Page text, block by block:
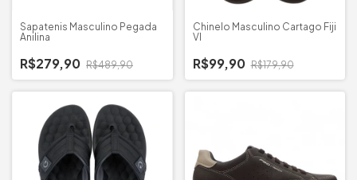
Sapatenis Masculino Pegada
Anilina
R$279,90 R$489,90
Chinelo Masculino Cartago Fiji
VI
R$99,90 R$179,90